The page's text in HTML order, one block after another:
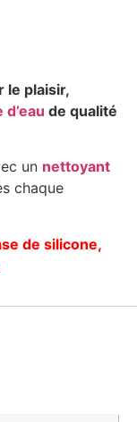
le plaisir,
de qualité
un nettoyant
chaque
de silicone,